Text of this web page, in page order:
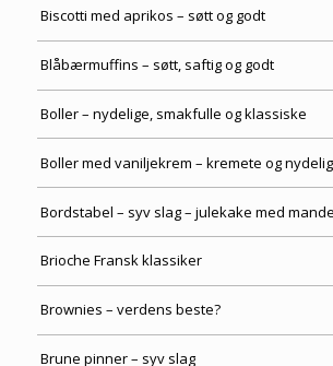
Biscotti med aprikos – søtt og godt
Blåbærmuffins – søtt, saftig og godt
Boller – nydelige, smakfulle og klassiske
Boller med vaniljekrem – kremete og
Bordstabel – syv slag – julekake med
Brioche Fransk klassiker
Brownies – verdens beste?
Brune pinner – syv slag